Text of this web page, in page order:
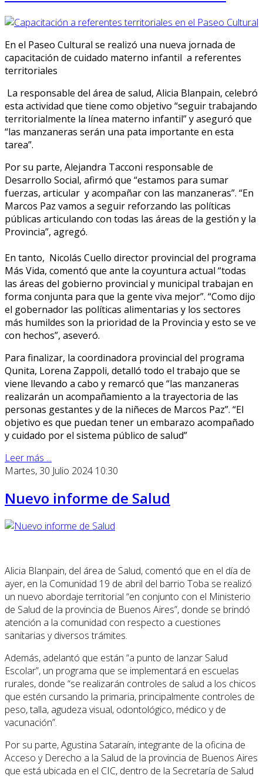
En el Paseo Cultural se realizó una nueva jornada de
capacitación de cuidado materno infantil a referentes
territoriales
La responsable del área de salud, Alicia Blanpain, celebró
esta actividad que tiene como objetivo “seguir trabajando
territorialmente la línea materno infantil” y aseguró que
“las manzaneras serán una pata importante en esta
tarea”.
Por su parte, Alejandra Tacconi responsable de
Desarrollo Social, afirmó que “estamos para sumar
fuerzas, articular y acompañar con las manzaneras”. “En
Marcos Paz vamos a seguir reforzando las políticas
públicas articulando con todas las áreas de la gestión y la
Provincia”, agregó.
En tanto, Nicolás Cuello director provincial del programa
Más Vida, comentó que ante la coyuntura actual “todas
las áreas del gobierno provincial y municipal trabajan en
forma conjunta para que la gente viva mejor”. “Como dijo
el gobernador las políticas alimentarias y los sectores
más humildes son la prioridad de la Provincia y esto se ve
con hechos”, aseveró.
Para finalizar, la coordinadora provincial del programa
Qunita, Lorena Zappoli, detalló todo el trabajo que se
viene llevando a cabo y remarcó que “las manzaneras
realizarán un acompañamiento a la trayectoria de las
personas gestantes y de la niñeces de Marcos Paz”. “El
objetivo es que puedan tener un embarazo acompañado
y cuidado por el sistema público de salud”
Leer más ...
Martes, 30 Julio 2024 10:30
Nuevo informe de Salud
Alicia Blanpain, del área de Salud, comentó que en el día de
ayer, en la Comunidad 19 de abril del barrio Toba se realizó
un nuevo abordaje territorial “en conjunto con el Ministerio
de Salud de la provincia de Buenos Aires”, donde se brindó
atención a la comunidad con respecto a cuestiones
sanitarias y diversos trámites.
Además, adelantó que están “a punto de lanzar Salud
Escolar”, un programa que se implementará en escuelas
rurales, donde “se realizarán controles de salud a los chicos
que estén cursando la primaria, principalmente controles de
peso, talla, agudeza visual, odontológico, médico y de
vacunación”.
Por su parte, Agustina Sataraín, integrante de la oficina de
Acceso y Derecho a la Salud de la provincia de Buenos Aires
que está ubicada en el CIC, dentro de la Secretaría de Salud